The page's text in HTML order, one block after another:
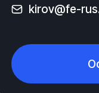
kirov@fe-